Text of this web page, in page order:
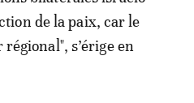
de la paix, car le
s’érige en